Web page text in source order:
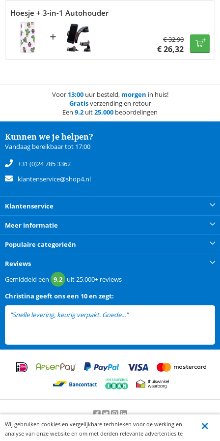
Hoesje + 3-in-1 Autohouder
+ €32,90
€26,32
Voor 13:00uur besteld, morgen in huis!
Gratisverzending en retour
Een 9.2 uit25.000 beoordelingen
Kunnen we je helpen?
Vandaag bereikbaar tot 17:00
+31 (0)24 785 3362
klantenservice@shop4.nl
Klantenservice
Meer informatie
Populaire categorieën
Reviews
Gemiddeld een 9.2 uit25.000+ reviews
Christina geeft ons een 10 en zegt:
"Snelle levering, keurig verpakt. Goede..."
Beoordeling door klanten:9.2/10-25000beoordelingen
Wij gebruiken cookies en vergelijkbare technieken voor de werking en
analyse van onze website en om met derden relevante advertenties te